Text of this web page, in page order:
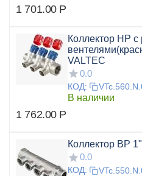
1 701.00 Р
Коллектор НР
VALTEC
0.0
КОД:
В наличии
1 762.00 Р
Коллектор ВР
0.0
КОД: